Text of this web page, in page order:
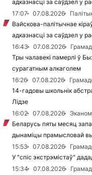
адказнасці за саўдзел у
17:07
07.08.2026
Вайскова-палітычнае
адказнасці за саўдзел у
16:43
07.08.2026
Тры чалавекі памерлі ў
сурагатным алкаголем
16:26
07.08.2026
14-гадовы школьнік
Лідзе
16:02
07.08.2026
Беларусь пяты месяц
дынаміцы прамысловай
15:53
07.08.2026
У "спіс экстрэмістаў"
15:34
07.08.2026